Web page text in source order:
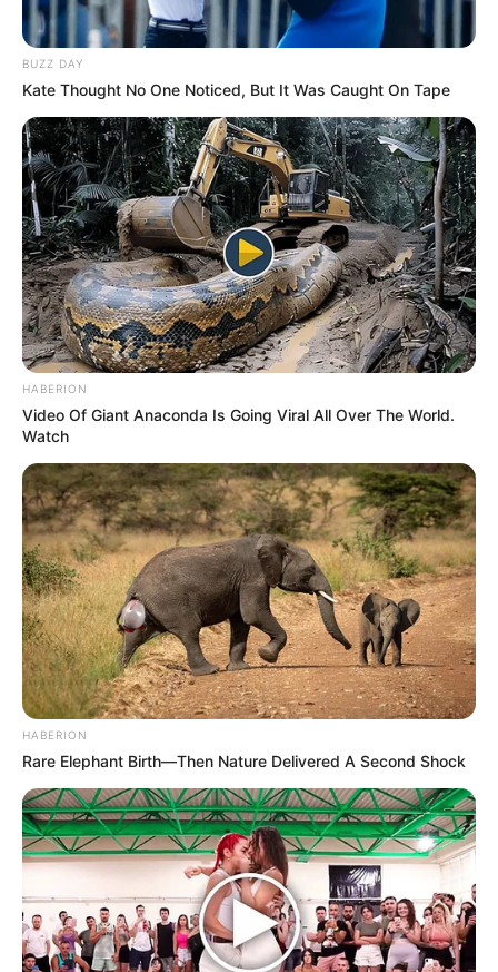
BUZZ DAY
Kate Thought No One Noticed, But It Was Caught On Tape
HABERION
Video Of Giant Anaconda Is Going Viral All Over The World.
Watch
HABERION
Rare Elephant Birth—Then Nature Delivered A Second Shock